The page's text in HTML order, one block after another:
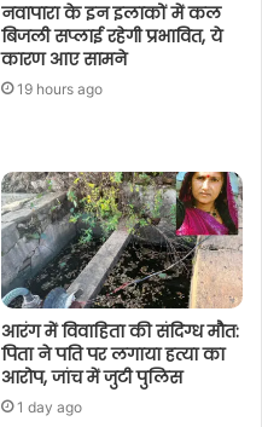
नवापारा के इन इलाकों में कल
बिजली सप्लाई रहेगी प्रभावित, ये
कारण आए सामने
19 hours ago
आरंग में विवाहिता की संदिग्ध मौत:
पिता ने पति पर लगाया हत्या का
आरोप, जांच में जुटी पुलिस
1 day ago